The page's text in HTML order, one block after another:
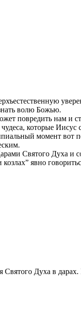
волю Божью.
повредить нам и
которые
момент вот
Святого Духа и
явно
Духа в